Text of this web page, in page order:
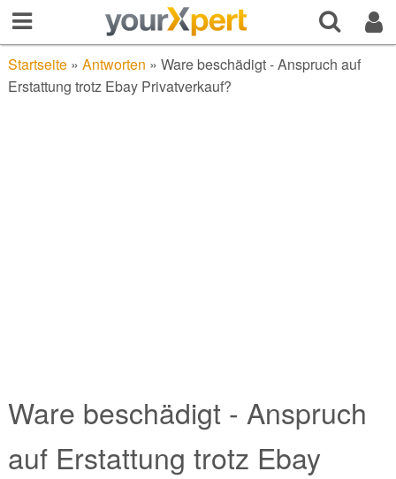
Startseite» Antworten » Ware beschädigt - Anspruch auf
Erstattung trotz Ebay Privatverkauf?
Ware beschädigt - Anspruch
auf Erstattung trotz Ebay